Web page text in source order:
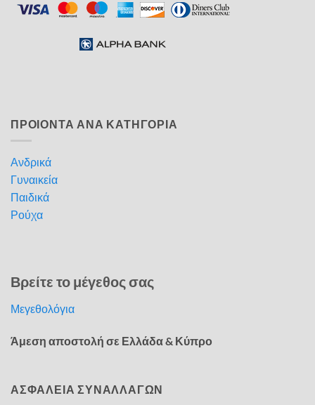
ΠΡΟΙΟΝΤΑ ΑΝΑ ΚΑΤΗΓΟΡΙΑ
Ανδρικά
Γυναικεία
Παιδικά
Ρούχα
Βρείτε το μέγεθος σας
Μεγεθολόγια
Άμεση αποστολή σε Ελλάδα & Κύπρο
ΑΣΦΑΛΕΙΑ ΣΥΝΑΛΛΑΓΩΝ